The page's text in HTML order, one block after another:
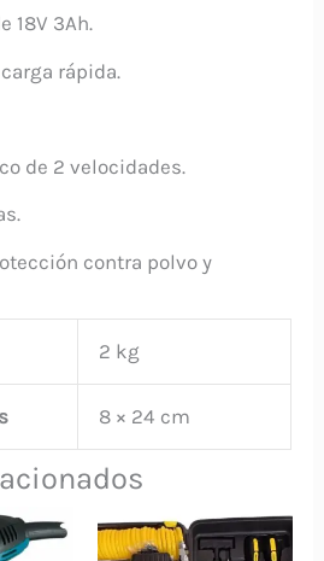
18V 3Ah.
rápida.
de 2 velocidades.
contra polvo y
2 kg
8 × 24 cm